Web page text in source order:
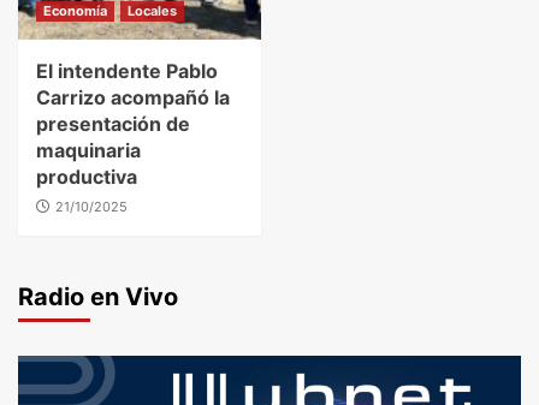
Economía Locales
El intendente Pablo
Carrizo acompañó la
presentación de
maquinaria
productiva
21/10/2025
Radio en Vivo